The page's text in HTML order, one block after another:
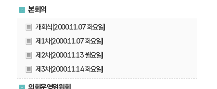
본회의
개회식[2000.11.07 화요일]
제1차[2000.11.07 화요일]
제2차[2000.11.13 월요일]
제3차[2000.11.14 화요일]